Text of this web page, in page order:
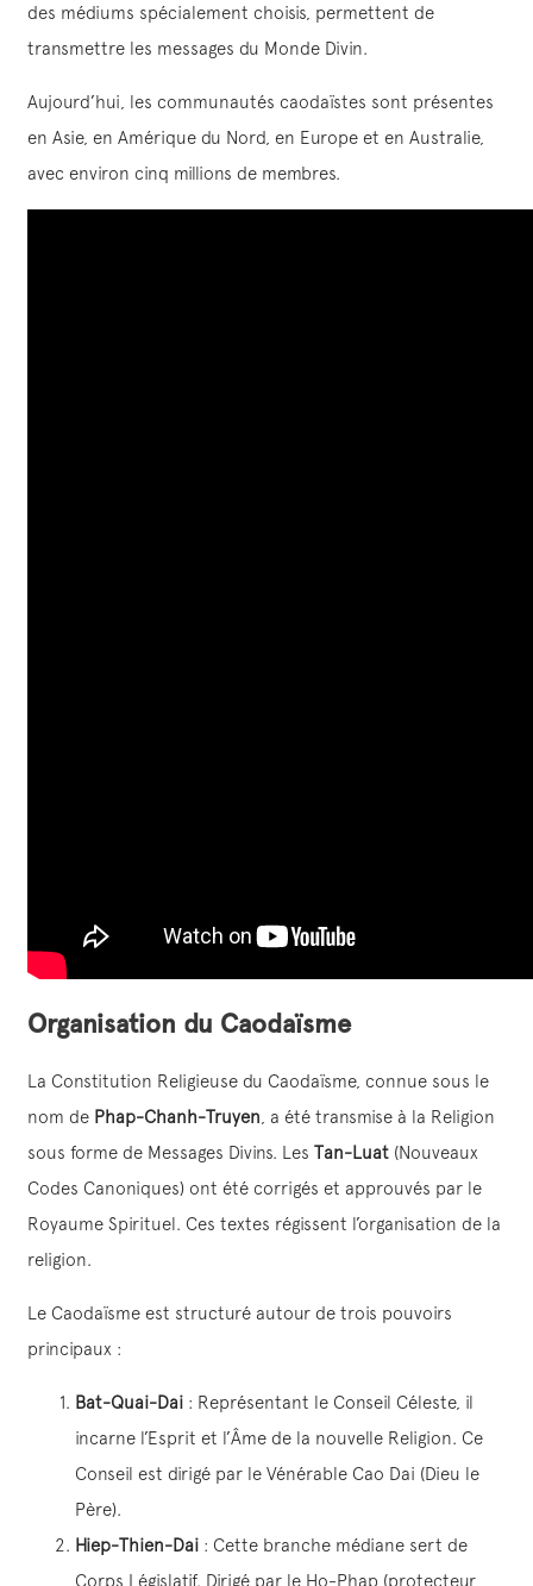
des médiums spécialement choisis, permettent de
transmettre les messages du Monde Divin.
Aujourd’hui, les communautés caodaïstes sont présentes
en Asie, en Amérique du Nord, en Europe et en Australie,
avec environ cinq millions de membres.
Organisation du Caodaïsme
La Constitution Religieuse du Caodaïsme, connue sous le
nom de Phap-Chanh-Truyen , a été transmise à la Religion
sous forme de Messages Divins. Les Tan-Luat (Nouveaux
Codes Canoniques) ont été corrigés et approuvés par le
Royaume Spirituel. Ces textes régissent l’organisation de la
religion.
Le Caodaïsme est structuré autour de trois pouvoirs
principaux :
Bat-Quai-Dai : Représentant le Conseil Céleste, il
incarne l’Esprit et l’Âme de la nouvelle Religion. Ce
Conseil est dirigé par le Vénérable Cao Dai (Dieu le
Père).
Hiep-Thien-Dai : Cette branche médiane sert de
Corps Législatif. Dirigé par le Ho-Phap (protecteur